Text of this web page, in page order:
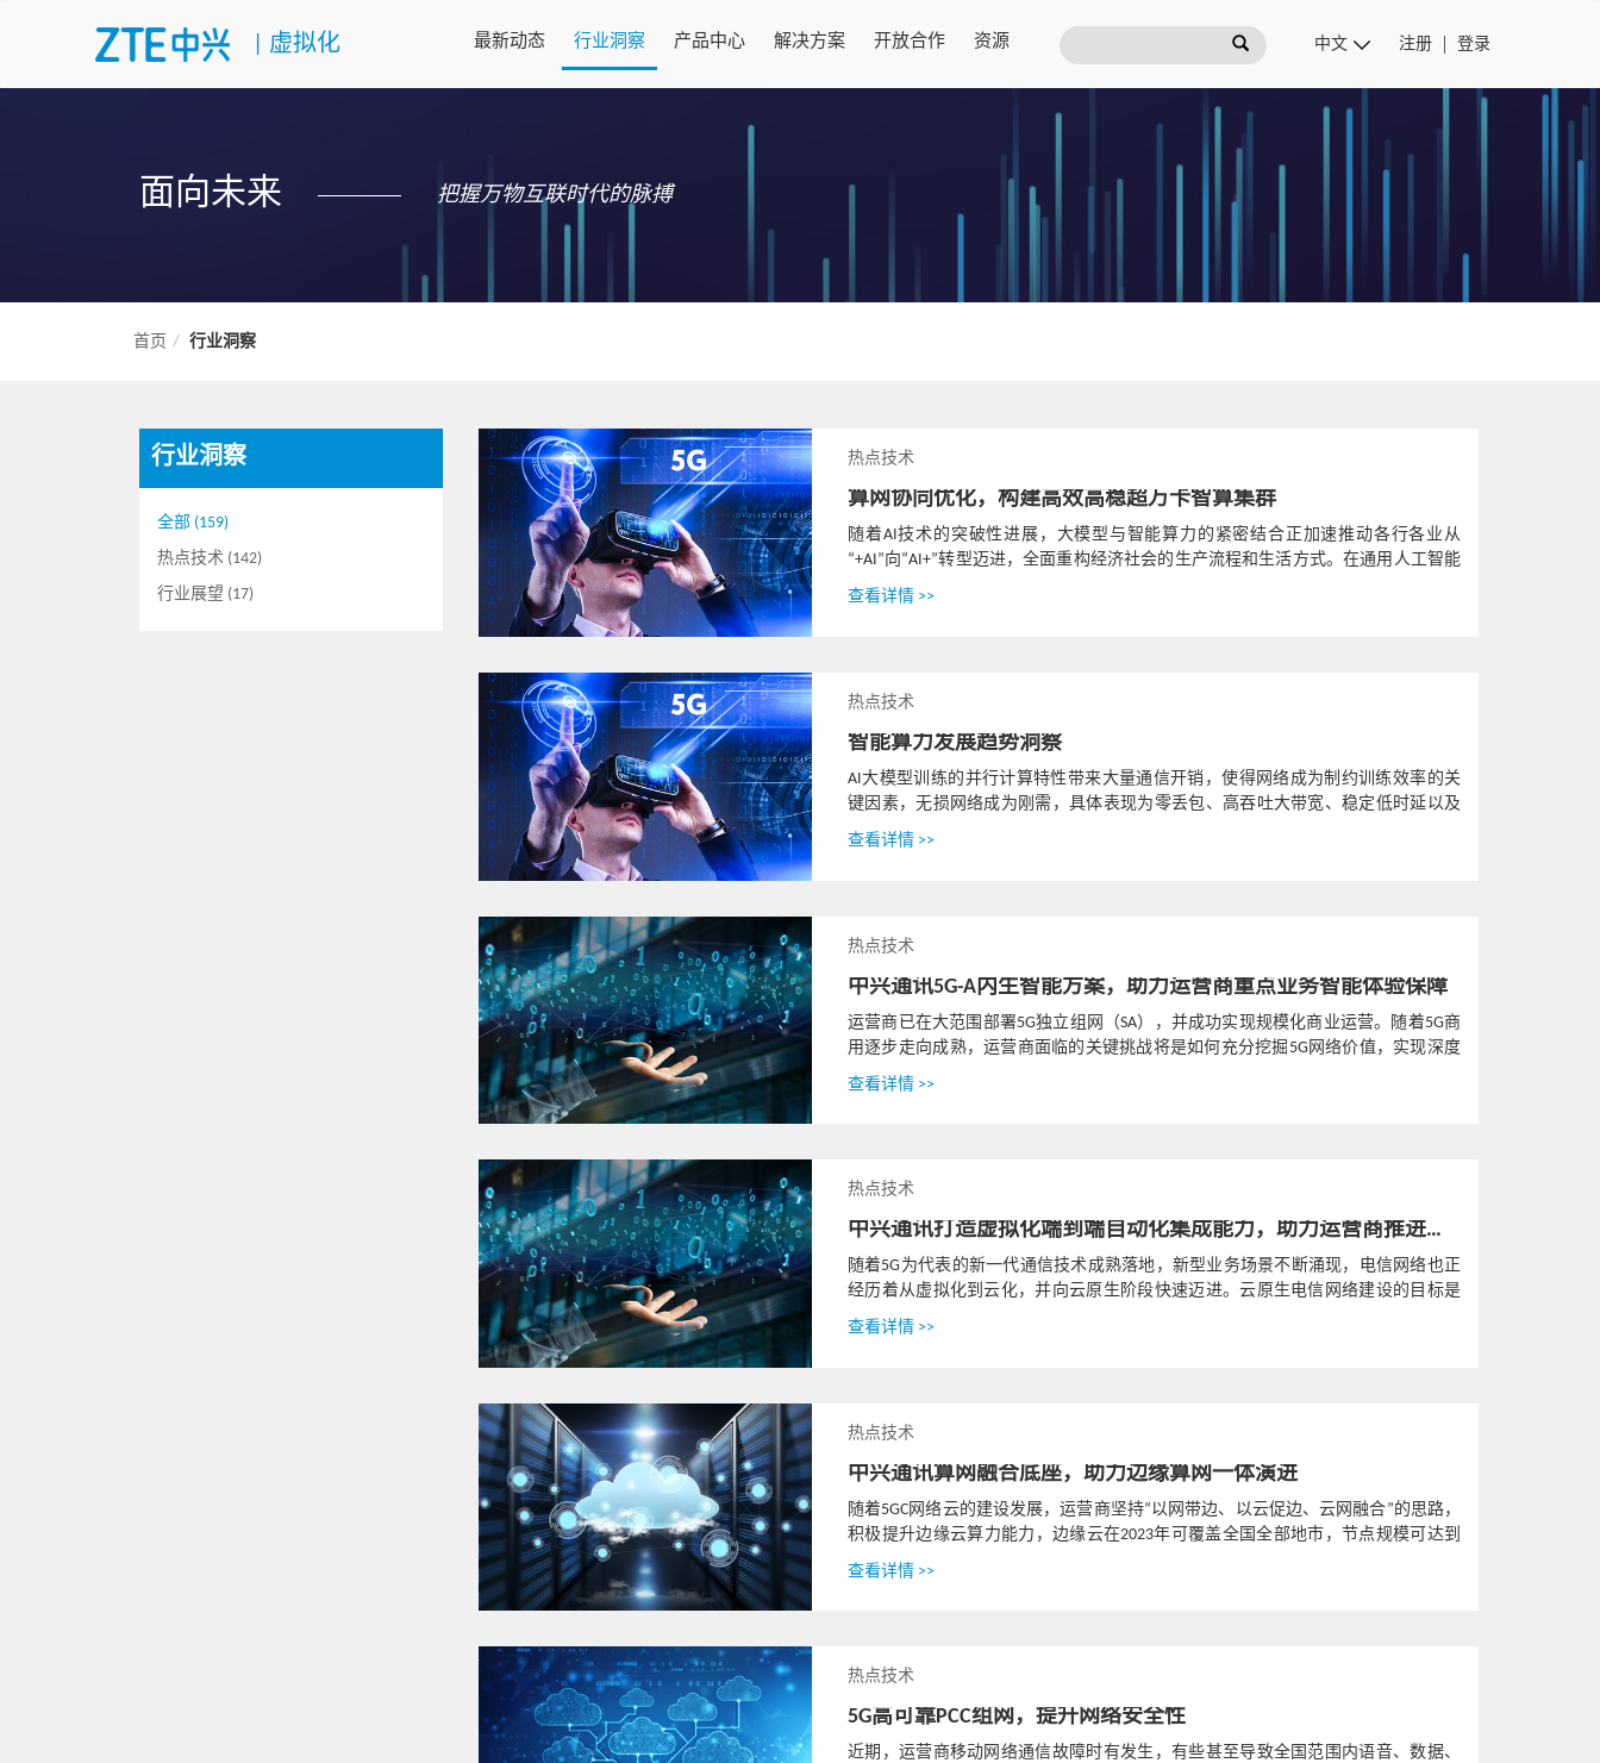
虚拟化 最新动态 行业洞察 产品中心 解决方案 开放合作 资源 注册 登录
面向未来 把握万物互联时代的脉搏
首页 行业洞察
行业洞察
全部 (159)
热点技术 (142)
行业展望 (17)
热点技术
算网协同优化，构建高效高稳超万卡智算集群
随着AI技术的突破性进展，大模型与智能算力的紧密结合正加速推动各行各业从
“+AI”向“AI+”转型迈进，全面重构经济社会的生产流程和生活方式。在通用人工智能
AGI目标和Scaling Law的驱动下，大...
查看详情 >>
热点技术
智能算力发展趋势洞察
AI大模型训练的并行计算特性带来大量通信开销，使得网络成为制约训练效率的关
键因素，无损网络成为刚需，具体表现为零丢包、高吞吐大带宽、稳定低时延以及
超大规模组网。
查看详情 >>
热点技术
中兴通讯5G-A内生智能方案，助力运营商重点业务智能体验保障
运营商已在大范围部署5G独立组网（SA），并成功实现规模化商业运营。随着5G商
用逐步走向成熟，运营商面临的关键挑战将是如何充分挖掘5G网络价值，实现深度
精细化运营，为客户创造更高的价值。
查看详情 >>
热点技术
中兴通讯打造虚拟化端到端自动化集成能力，助力运营商推进云原生CICD转型
随着5G为代表的新一代通信技术成熟落地，新型业务场景不断涌现，电信网络也正
经历着从虚拟化到云化，并向云原生阶段快速迈进。云原生电信网络建设的目标是
以容器和CICD（Continuous Integrat...
查看详情 >>
热点技术
中兴通讯算网融合底座，助力边缘算网一体演进
随着5GC网络云的建设发展，运营商坚持“以网带边、以云促边、云网融合”的思路，
积极提升边缘云算力能力，边缘云在2023年可覆盖全国全部地市，节点规模可达到
1500+，推进统一IaaS底座试点及现网规模部...
查看详情 >>
热点技术
5G高可靠PCC组网，提升网络安全性
近期，运营商移动网络通信故障时有发生，有些甚至导致全国范围内语音、数据、